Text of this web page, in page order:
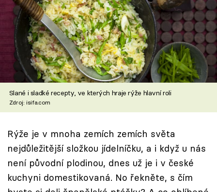
Články
TV Program
Škola vaření
Recepty z TV
Speciál: Cuketa
Těhotnej kuchař
Sledujte prima+
Slané i sladké recepty, ve kterých hraje rýže hlavní roli
Zdroj: isifa.com
Rýže je v mnoha zemích zemích světa
nejdůležitější složkou jídelníčku, a i když u nás
není původní plodinou, dnes už je i v české
kuchyni domestikovaná. No řekněte, s čím